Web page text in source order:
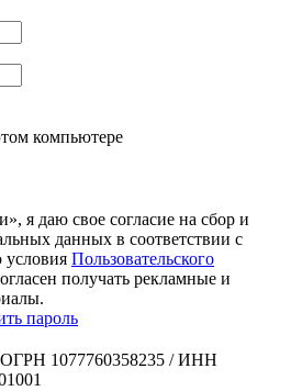
компьютере
я даю свое согласие на сбор и
данных в соответствии с
Пользовательского
получать рекламные и
пароль
1077760358235 / ИНН